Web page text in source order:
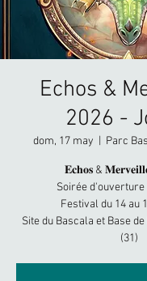
Echos &
2026 -
dom, 17 may Parc
𝐄𝐜𝐡𝐨𝐬 &
Soirée d'ouverture
Festival du 14 au
Site du Bascala et Base
(31)